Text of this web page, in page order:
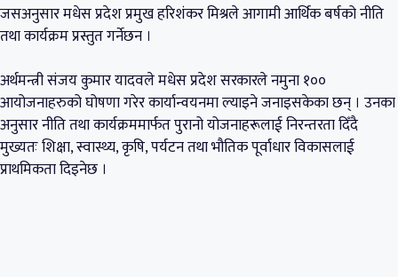
जसअनुसार मधेस प्रदेश प्रमुख हरिशंकर मिश्रले आगामी आर्थिक बर्षको नीति
तथा कार्यक्रम प्रस्तुत गर्नेछन ।
अर्थमन्त्री संजय कुमार यादवले मधेस प्रदेश सरकारले नमुना १००
आयोजनाहरुको घोषणा गरेर कार्यान्वयनमा ल्याइने जनाइसकेका छन् । उनका
अनुसार नीति तथा कार्यक्रममार्फत पुरानो योजनाहरूलाई निरन्तरता दिँदै
मुख्यतः शिक्षा, स्वास्थ्य, कृषि, पर्यटन तथा भौतिक पूर्वाधार विकासलाई
प्राथमिकता दिइनेछ ।